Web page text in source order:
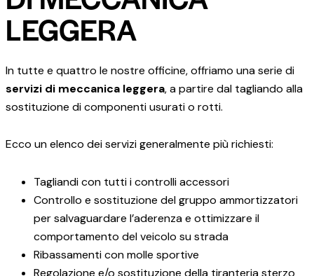
LEGGERA
In tutte e quattro le nostre officine, offriamo una serie di
servizi di meccanica leggera, a partire dal tagliando alla
sostituzione di componenti usurati o rotti.
Ecco un elenco dei servizi generalmente più richiesti:
Tagliandi con tutti i controlli accessori
Controllo e sostituzione del gruppo ammortizzatori
per salvaguardare l’aderenza e ottimizzare il
comportamento del veicolo su strada
Ribassamenti con molle sportive
Regolazione e/o sostituzione della tiranteria sterzo